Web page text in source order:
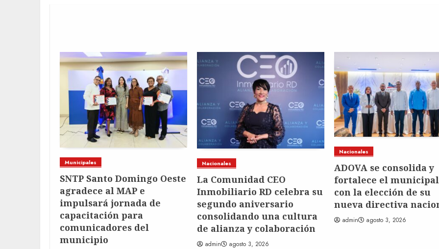
Municipales
SNTP Santo Domingo Oeste
agradece al MAP e
impulsará jornada de
capacitación para
comunicadores del
municipio
Nacionales
La Comunidad CEO
Inmobiliario RD celebra su
segundo aniversario
consolidando una cultura
de alianza y colaboración
admin agosto 3, 2026
Nacionales
ADOVA se consolida y
fortalece el
con la elección de su
nueva directiva
admin agosto 3, 2026